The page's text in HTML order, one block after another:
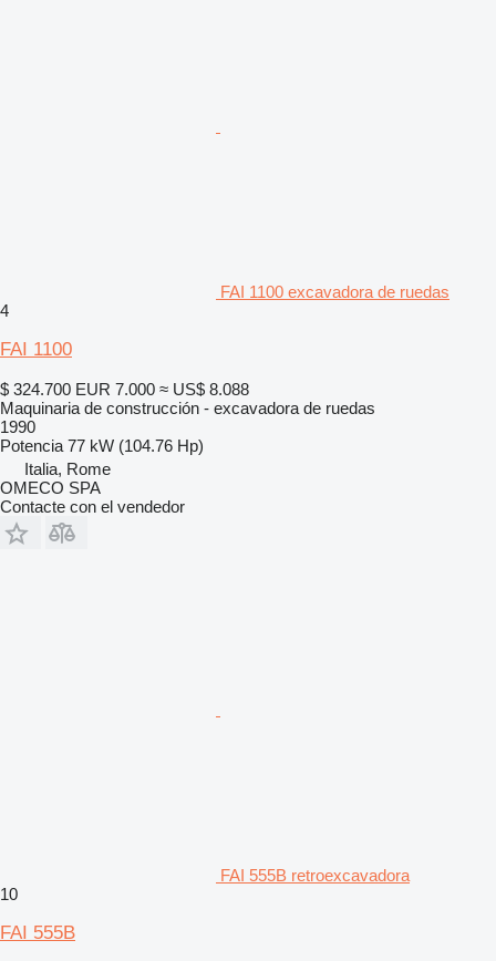
FAI 1100 excavadora de ruedas
4
FAI 1100
$ 324.700 EUR 7.000 ≈ US$ 8.088
Maquinaria de construcción - excavadora de ruedas
1990
Potencia 77 kW (104.76 Hp)
Italia, Rome
OMECO SPA
Contacte con el vendedor
FAI 555B retroexcavadora
10
FAI 555B